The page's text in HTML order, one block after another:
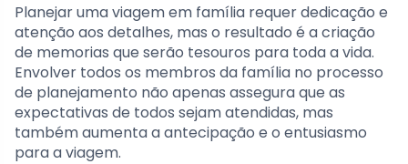
Planejar uma viagem em família requer dedicação e
atenção aos detalhes, mas o resultado é a criação
de memorias que serão tesouros para toda a vida.
Envolver todos os membros da família no processo
de planejamento não apenas assegura que as
expectativas de todos sejam atendidas, mas
também aumenta a antecipação e o entusiasmo
para a viagem.